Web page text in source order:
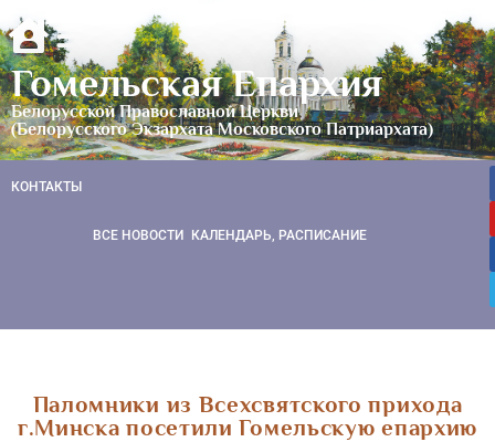
Гомельская Епархия
Белорусской Православной Церкви
(Белорусского Экзархата Московского Патриархата)
КОНТАКТЫ
ВСЕ НОВОСТИ КАЛЕНДАРЬ, РАСПИСАНИЕ
Паломники из Всехсвятского прихода
г.Минска посетили Гомельскую епархию